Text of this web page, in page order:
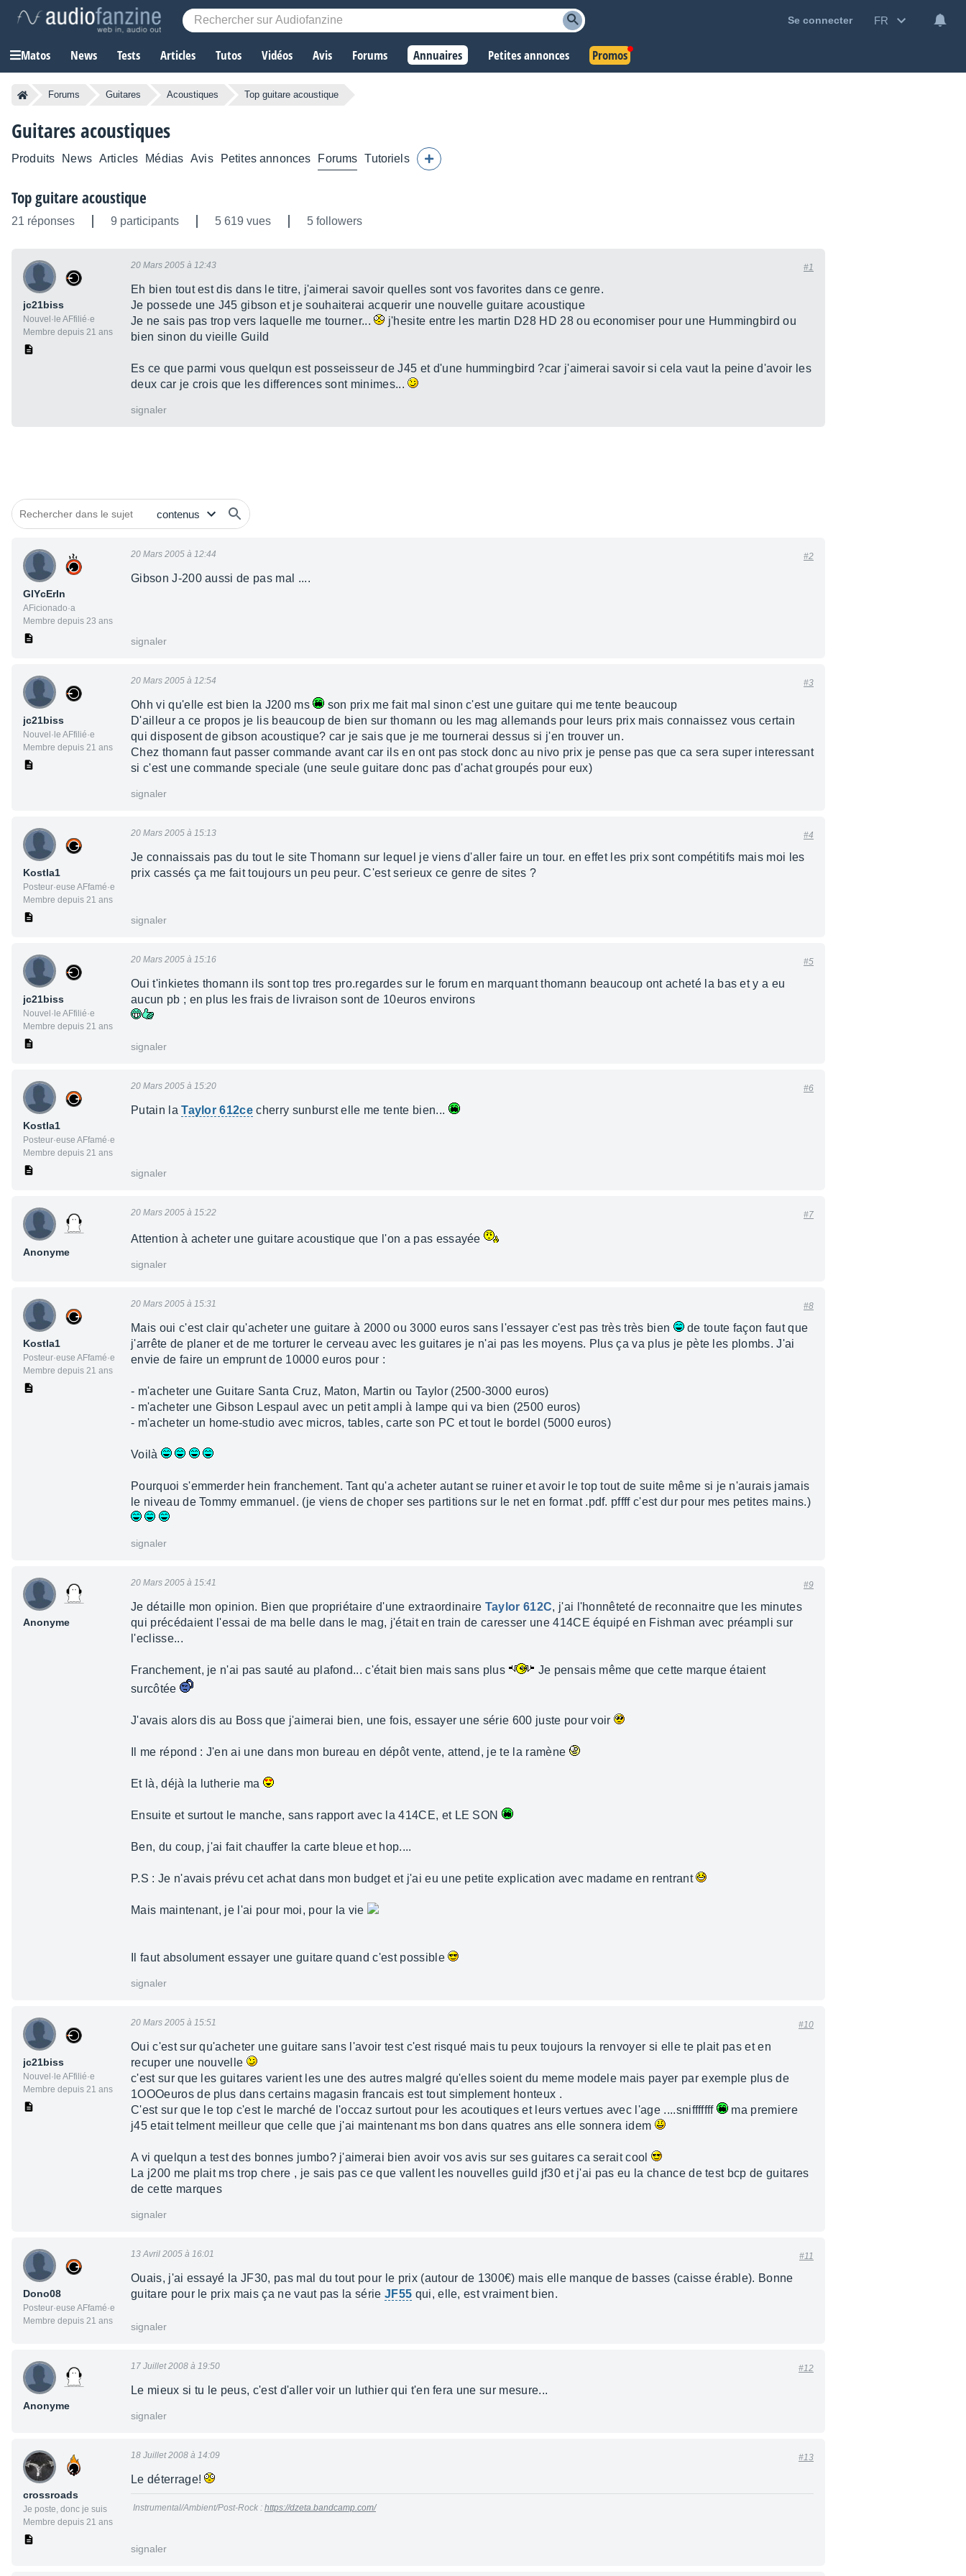
Se connecter FR
Matos News Tests Articles Tutos Vidéos Avis Forums Annuaires Petites annonces Promos
Forums Guitares Acoustiques Top guitare acoustique
Guitares acoustiques
Produits News Articles Médias Avis Petites annonces Forums Tutoriels
Top guitare acoustique
21 réponses 9 participants 5 619 vues 5 followers
jc21biss
Nouvel·le AFfilié·e
Membre depuis 21 ans
20 Mars 2005 à 12:43 #1
Eh bien tout est dis dans le titre, j'aimerai savoir quelles sont vos favorites dans ce genre.
Je possede une J45 gibson et je souhaiterai acquerir une nouvelle guitare acoustique
Je ne sais pas trop vers laquelle me tourner...
j'hesite entre les martin D28 HD 28 ou economiser pour une Hummingbird ou
bien sinon du vieille Guild
Es ce que parmi vous quelqun est posseisseur de J45 et d'une hummingbird ?car j'aimerai savoir si cela vaut la peine d'avoir les
deux car je crois que les differences sont minimes...
signaler
GlYcErIn
AFicionado·a
Membre depuis 23 ans
20 Mars 2005 à 12:44 #2
Gibson J-200 aussi de pas mal ....
signaler
jc21biss
Nouvel·le AFfilié·e
Membre depuis 21 ans
20 Mars 2005 à 12:54 #3
Ohh vi qu'elle est bien la J200 ms
son prix me fait mal sinon c'est une guitare qui me tente beaucoup
D'ailleur a ce propos je lis beaucoup de bien sur thomann ou les mag allemands pour leurs prix mais connaissez vous certain
qui disposent de gibson acoustique? car je sais que je me tournerai dessus si j'en trouver un.
Chez thomann faut passer commande avant car ils en ont pas stock donc au nivo prix je pense pas que ca sera super interessant
si c'est une commande speciale (une seule guitare donc pas d'achat groupés pour eux)
signaler
Kostla1
Posteur·euse AFfamé·e
Membre depuis 21 ans
20 Mars 2005 à 15:13 #4
Je connaissais pas du tout le site Thomann sur lequel je viens d'aller faire un tour. en effet les prix sont compétitifs mais moi les
prix cassés ça me fait toujours un peu peur. C'est serieux ce genre de sites ?
signaler
jc21biss
Nouvel·le AFfilié·e
Membre depuis 21 ans
20 Mars 2005 à 15:16 #5
Oui t'inkietes thomann ils sont top tres pro.regardes sur le forum en marquant thomann beaucoup ont acheté la bas et y a eu
aucun pb ; en plus les frais de livraison sont de 10euros environs
signaler
Kostla1
Posteur·euse AFfamé·e
Membre depuis 21 ans
20 Mars 2005 à 15:20 #6
Putain laTaylor 612ce cherry sunburst elle me tente bien...
signaler
Anonyme
20 Mars 2005 à 15:22 #7
Attention à acheter une guitare acoustique que l'on a pas essayée
signaler
Kostla1
Posteur·euse AFfamé·e
Membre depuis 21 ans
20 Mars 2005 à 15:31 #8
Mais oui c'est clair qu'acheter une guitare à 2000 ou 3000 euros sans l'essayer c'est pas très très bien
de toute façon faut que
j'arrête de planer et de me torturer le cerveau avec les guitares je n'ai pas les moyens. Plus ça va plus je pète les plombs. J'ai
envie de faire un emprunt de 10000 euros pour :
- m'acheter une Guitare Santa Cruz, Maton, Martin ou Taylor (2500-3000 euros)
- m'acheter une Gibson Lespaul avec un petit ampli à lampe qui va bien (2500 euros)
- m'acheter un home-studio avec micros, tables, carte son PC et tout le bordel (5000 euros)
Voilà
Pourquoi s'emmerder hein franchement. Tant qu'a acheter autant se ruiner et avoir le top tout de suite même si je n'aurais jamais
le niveau de Tommy emmanuel. (je viens de choper ses partitions sur le net en format .pdf. pffff c'est dur pour mes petites mains.)
signaler
Anonyme
20 Mars 2005 à 15:41 #9
Je détaille mon opinion. Bien que propriétaire d'une extraordinaire Taylor 612C, j'ai l'honnêteté de reconnaitre que les minutes
qui précédaient l'essai de ma belle dans le mag, j'était en train de caresser une 414CE équipé en Fishman avec préampli sur
l'eclisse...
Franchement, je n'ai pas sauté au plafond... c'était bien mais sans plus
Je pensais même que cette marque étaient
surcôtée
J'avais alors dis au Boss que j'aimerai bien, une fois, essayer une série 600 juste pour voir
Il me répond : J'en ai une dans mon bureau en dépôt vente, attend, je te la ramène
Et là, déjà la lutherie ma
Ensuite et surtout le manche, sans rapport avec la 414CE, et LE SON
Ben, du coup, j'ai fait chauffer la carte bleue et hop....
P.S : Je n'avais prévu cet achat dans mon budget et j'ai eu une petite explication avec madame en rentrant
Mais maintenant, je l'ai pour moi, pour la vie
Il faut absolument essayer une guitare quand c'est possible
signaler
jc21biss
Nouvel·le AFfilié·e
Membre depuis 21 ans
20 Mars 2005 à 15:51 #10
Oui c'est sur qu'acheter une guitare sans l'avoir test c'est risqué mais tu peux toujours la renvoyer si elle te plait pas et en
recuper une nouvelle
c'est sur que les guitares varient les une des autres malgré qu'elles soient du meme modele mais payer par exemple plus de
1OOOeuros de plus dans certains magasin francais est tout simplement honteux .
C'est sur que le top c'est le marché de l'occaz surtout pour les acoutiques et leurs vertues avec l'age ....snifffffff
ma premiere
j45 etait telment meilleur que celle que j'ai maintenant ms bon dans quatres ans elle sonnera idem
A vi quelqun a test des bonnes jumbo? j'aimerai bien avoir vos avis sur ses guitares ca serait cool
La j200 me plait ms trop chere , je sais pas ce que vallent les nouvelles guild jf30 et j'ai pas eu la chance de test bcp de guitares
de cette marques
signaler
Dono08
Posteur·euse AFfamé·e
Membre depuis 21 ans
13 Avril 2005 à 16:01 #11
Ouais, j'ai essayé la JF30, pas mal du tout pour le prix (autour de 1300€) mais elle manque de basses (caisse érable). Bonne
guitare pour le prix mais ça ne vaut pas la sérieJF55 qui, elle, est vraiment bien.
signaler
Anonyme
17 Juillet 2008 à 19:50 #12
Le mieux si tu le peus, c'est d'aller voir un luthier qui t'en fera une sur mesure...
signaler
crossroads
Je poste, donc je suis
Membre depuis 21 ans
18 Juillet 2008 à 14:09 #13
Le déterrage!
Instrumental/Ambient/Post-Rock : https://dzeta.bandcamp.com/
signaler